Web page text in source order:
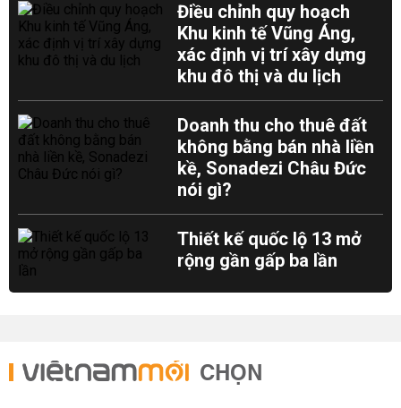
Điều chỉnh quy hoạch
Khu kinh tế Vũng Áng,
xác định vị trí xây dựng
khu đô thị và du lịch
Doanh thu cho thuê đất
không bằng bán nhà liền
kề, Sonadezi Châu Đức
nói gì?
Thiết kế quốc lộ 13 mở
rộng gần gấp ba lần
CHỌN